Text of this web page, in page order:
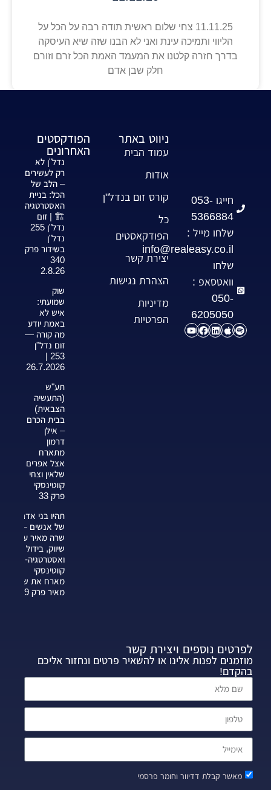
11.11.25 צחי שלום ראשית תודה רבה על הכל על
הליווי ותמיכה עינת ואני לא הבנו שזה שיא העיסקה
בדרך חזרה קלטנו את המעמד האמת הכל זרם וזורם
חלק שבן אדם
חייגו 053-
5366884
שלחו מייל :
info@realeasy.co.il
שלחו
וואטסאפ :
050-
6205050
ניווט באתר
עמוד הבית
אודות
קורס זום בנדל"ן
כל
הפודקאסטים
יצירת קשר
הצהרת נגישות
מדיניות
הפרטיות
הפודקסטים
האחרונים
נדל"ן לא
רק לעשירים
– הלב של
הכל: בניית
האסטרטגיה
🏗️ | זום
נדל"ן 255
נדל"ן
בשידור פרק
340
2.8.26
שוק
שמועתי:
איש לא
באמת יודע
מה קורה —
זום נדל"ן
253 |
26.7.2026
תע"ש
(התעשיה
הצבאית)
בבית הכרם
– אילן
דרמון
מתארח
אצל אפרים
שלאין וצחי
קווטינסקי
פרק 33
תהיו בני אדם
של אנשים —
שרה מאיר על
שיווק, בידול
ואסטרטגיה-צחי
קווטינסקי
מארח את שרה
מאיר פרק 339
לפרטים נוספים ויצירת קשר
מוזמנים לפנות אלינו או להשאיר פרטים ונחזור אליכם
בהקדם!
מאשר קבלת דדיוור וחומר פרסמי